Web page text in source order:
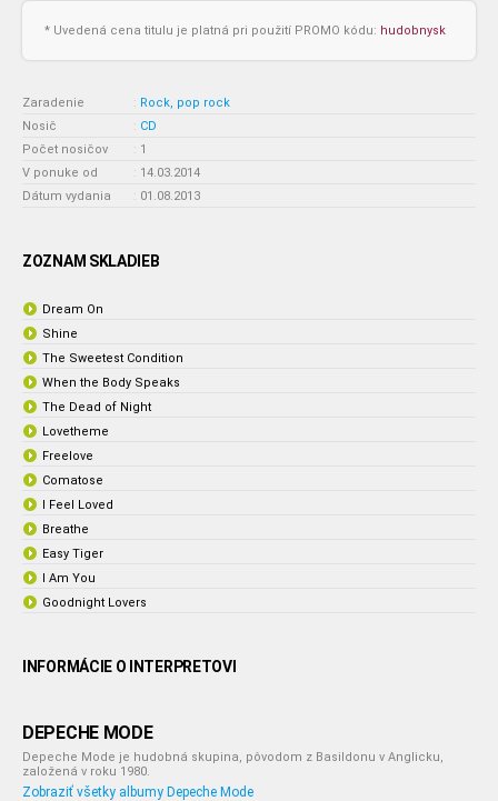
* Uvedená cena titulu je platná pri použití PROMO kódu: hudobnysk
Zaradenie : Rock, pop rock
Nosič
: CD
Počet nosičov
: 1
V ponuke od
: 14.03.2014
Dátum vydania
: 01.08.2013
ZOZNAM SKLADIEB
Dream On
Shine
The Sweetest Condition
When the Body Speaks
The Dead of Night
Lovetheme
Freelove
Comatose
I Feel Loved
Breathe
Easy Tiger
I Am You
Goodnight Lovers
INFORMÁCIE O INTERPRETOVI
DEPECHE MODE
Depeche Mode je hudobná skupina, pôvodom z Basildonu v Anglicku,
založená v roku 1980.
Zobraziť všetky albumy Depeche Mode